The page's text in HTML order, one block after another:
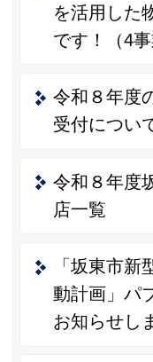
を活用した
です！（4事
令和８年度
受付につい
令和８年度
店一覧
「坂東市
動計画」パ
お知らせし